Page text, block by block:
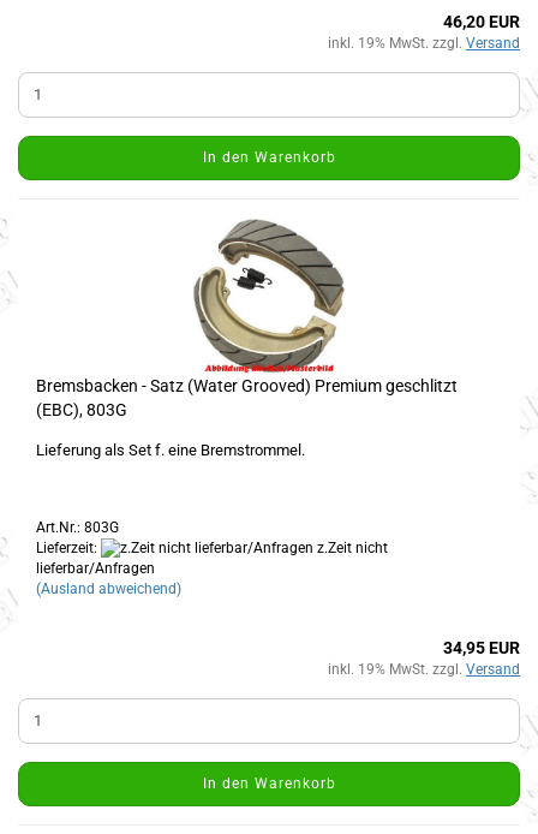
46,20 EUR
inkl. 19% MwSt. zzgl. Versand
In den Warenkorb
Bremsbacken - Satz (Water Grooved) Premium geschlitzt
(EBC), 803G
Lieferung als Set f. eine Bremstrommel.
Art.Nr.: 803G
Lieferzeit:
z.Zeit nicht
lieferbar/Anfragen
(Ausland abweichend)
34,95 EUR
inkl. 19% MwSt. zzgl. Versand
In den Warenkorb